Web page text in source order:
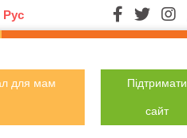
Рус
для мам Підтримати
сайт